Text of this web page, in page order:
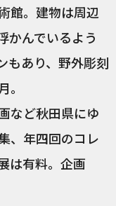
館。建物は周辺
かんでいるよう
もあり、野外彫刻
など秋田県にゆ
、年四回のコレ
は有料。企画